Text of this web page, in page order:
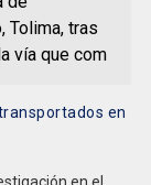
Tolima, tras
vía que com
en